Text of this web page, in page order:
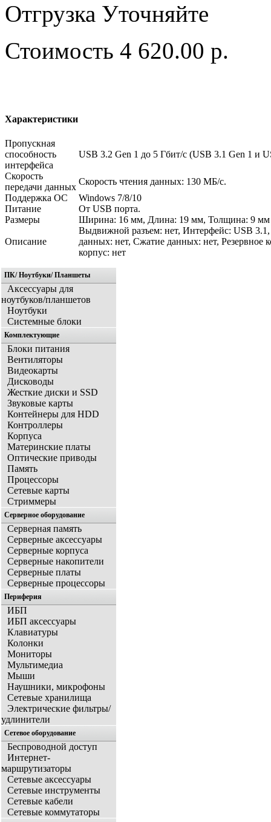
Отгрузка Уточняйте
Стоимость 4 620.00 р.
Характеристики
Пропускная
способность
интерфейса
USB 3.2 Gen 1 до 5 Гбит/с (USB 3.1 Gen 1 и
Скорость
передачи данных
Скорость чтения данных: 130 МБ/с.
Поддержка ОС
Windows 7/8/10
Питание
От USB порта.
Размеры
Ширина: 16 мм, Длина: 19 мм, Толщина: 9 мм
Описание
Выдвижной разъем: нет, Интерфейс: USB
данных: нет, Сжатие данных: нет, Резервное
корпус: нет
ПК/ Ноутбуки/ Планшеты
Аксессуары для
ноутбуков/планшетов
Ноутбуки
Системные блоки
Комплектующие
Блоки питания
Вентиляторы
Видеокарты
Дисководы
Жесткие диски и SSD
Звуковые карты
Контейнеры для HDD
Контроллеры
Корпуса
Материнские платы
Оптические приводы
Память
Процессоры
Сетевые карты
Стриммеры
Серверное оборудование
Серверная память
Серверные аксессуары
Серверные корпуса
Серверные накопители
Серверные платы
Серверные процессоры
Периферия
ИБП
ИБП аксессуары
Клавиатуры
Колонки
Мониторы
Мультимедиа
Мыши
Наушники, микрофоны
Сетевые хранилища
Электрические фильтры/
удлинители
Сетевое оборудование
Беспроводной доступ
Интернет-
маршрутизаторы
Сетевые аксессуары
Сетевые инструменты
Сетевые кабели
Сетевые коммутаторы